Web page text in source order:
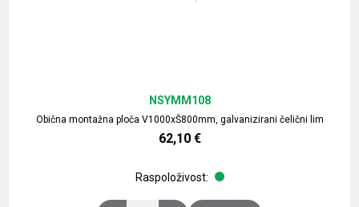
Obična montažna ploča V1000xŠ800mm, galvanizirani čelični lim
NSYMM108
62,10 €
Raspoloživost: